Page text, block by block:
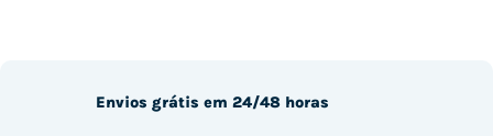
Envios grátis em 24/48 horas